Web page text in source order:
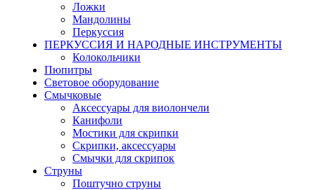
Ложки
Мандолины
Перкуссия
ПЕРКУССИЯ И НАРОДНЫЕ ИНСТРУМЕНТЫ
Колокольчики
Пюпитры
Световое оборудование
Смычковые
Аксессуары для виолончели
Канифоли
Мостики для скрипки
Скрипки, аксессуары
Смычки для скрипок
Струны
Поштучно струны